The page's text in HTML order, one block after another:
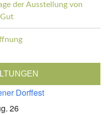
der Ausstellung von
Dorffest
26